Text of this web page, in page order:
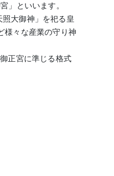
」といいます。
大御神」を祀る皇
様々な産業の守り神
正宮に準じる格式